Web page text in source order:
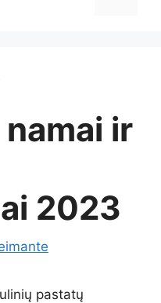
ir
2023
pastatų